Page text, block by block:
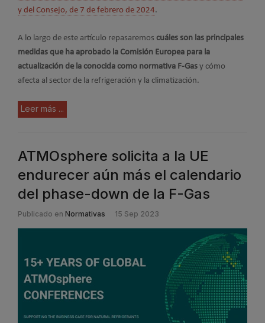
y del Consejo, de 7 de febrero de 2024.
A lo largo de este artículo repasaremos cuáles son las principales
medidas que ha aprobado la Comisión Europea para la
actualización de la conocida como normativa F-Gas y cómo
afecta al sector de la refrigeración y la climatización.
Leer más ...
ATMOsphere solicita a la UE
endurecer aún más el calendario
del phase-down de la F-Gas
Publicado en Normativas 15 Sep 2023